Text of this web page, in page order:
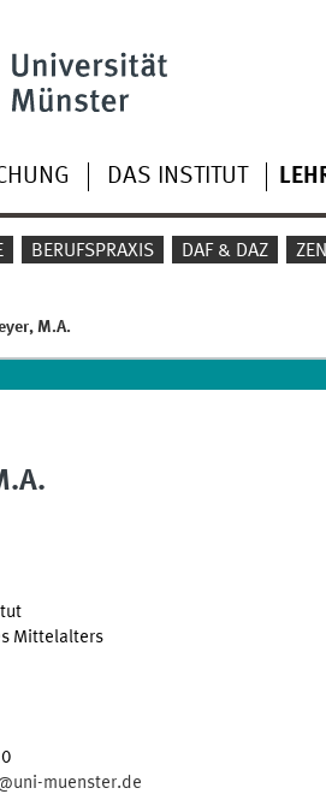
DAS INSTITUT
BERUFSPRAXIS DAF & DAZ
M.A.
Mittelalters
muenster.de